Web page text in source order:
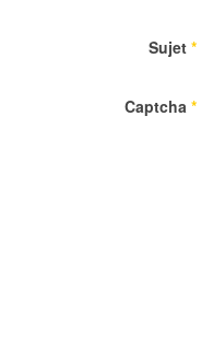
Sujet *
Captcha *